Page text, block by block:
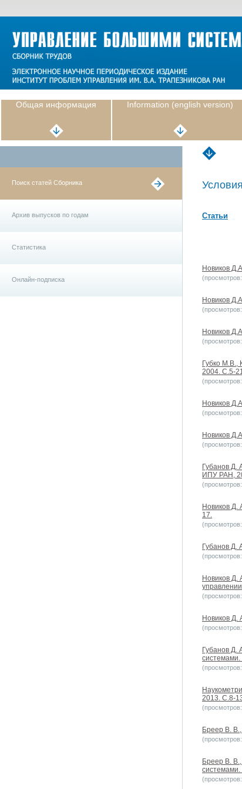
Общая информация Information (english version)
Поиск статей Сборника
Архив выпусков по годам
Статистика
Онлайн-подписка
Статьи
Новиков
Новиков
Новиков
Губко М.В.,
2004. С.5-
Новиков
Новиков
Губанов Д.
ИПУ РАН,
Новиков Д.
17.
Губанов Д.
Новиков Д.
Новиков Д.
Губанов Д.
2013. С.8-
Бреер В.
Бреер В.